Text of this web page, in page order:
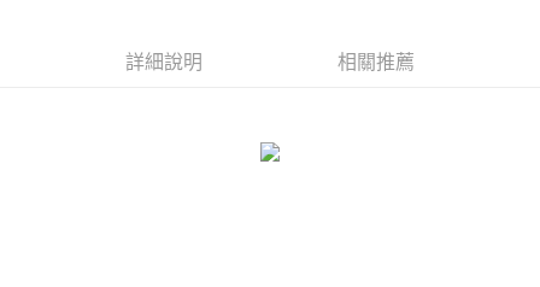
１．簡單：不需註冊會員、不需綁卡、不需儲值。
詳細說明 相關推薦